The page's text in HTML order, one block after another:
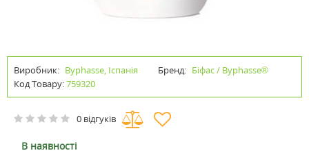
Виробник: Byphasse, Іспанія Бренд: Біфас / Byphasse®
Код Товару:759320
0 відгуків
В наявності